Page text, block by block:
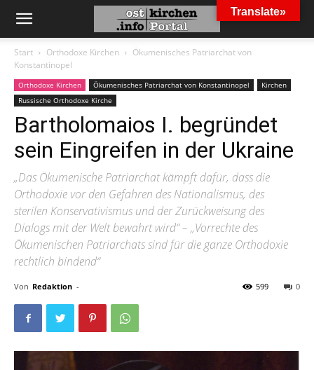
Start Orthodoxe Kirchen
Ökumenisches Patriarchat von
Konstantinopel
Orthodoxe Kirchen Ökumenisches Patriarchat von Konstantinopel
Kirchen
Russische Orthodoxe Kirche
Bartholomaios I. begründet
sein Eingreifen in der Ukraine
„Das Ökumenische Patriarchat kämpft dafür, dass die
Orthodoxie vor den Gefahren des Nationalismus, des
sterilen Konservativismus und der Zurückweisung des
Dialogs mit der Welt bewahrt wird“ – „Vorrechte des
Ökumenischen Patriarchats sind für die ganze Orthodoxie
rechtlich bindend“
Von Redaktion - 0
599
Translate»